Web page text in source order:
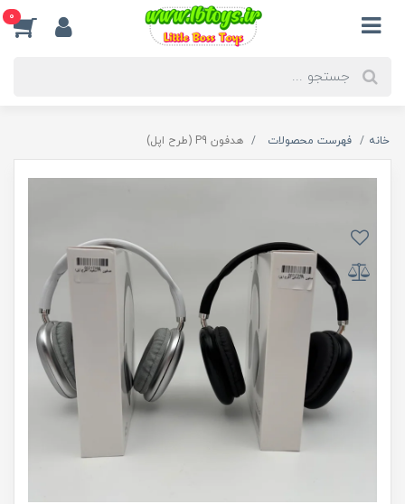
0
خانه فهرست محصولات هدفون P9 (طرح اپل)